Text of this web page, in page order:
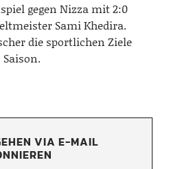
gegen Nizza mit 2:0
Sami Khedira.
die sportlichen Ziele
VIA E-MAIL